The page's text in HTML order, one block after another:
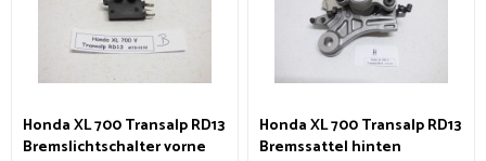
Honda XL 700 Transalp RD13
Bremslichtschalter vorne
Honda XL 700 Transalp RD13
Bremssattel hinten